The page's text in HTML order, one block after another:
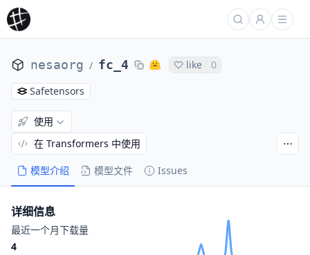
nesaorg / fc_4 like
0
Safetensors
模型介绍 模型文件 Issues
使用
在 Transformers 中使用
详细信息
最近一个月下载量
4